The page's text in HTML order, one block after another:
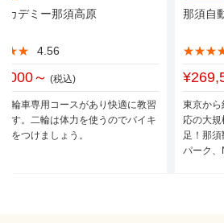
カデミー那須高原
4.56
～ (税込)
輪車専用コースがあり快適に教習
す。二輪は体力を使うのでバイキ
をつけましょう。
那須自
東京か
応の大規
足！那
パーク